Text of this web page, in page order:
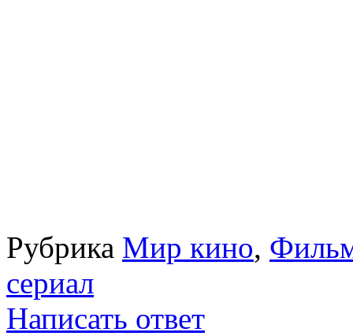
Рубрика Мир кино,
сериал
Написать ответ